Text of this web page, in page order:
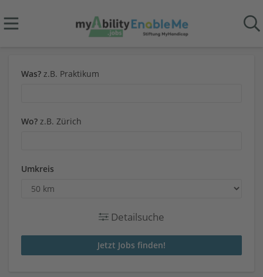
Was? z.B. Praktikum
Wo? z.B. Zürich
Umkreis
Detailsuche